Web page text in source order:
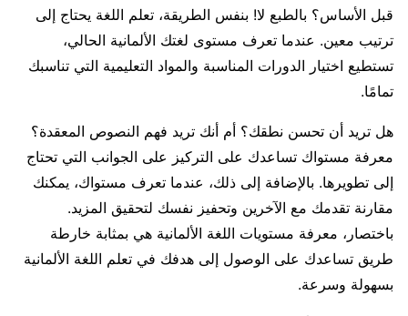
قبل الأساس؟ بالطبع لا! بنفس الطريقة، تعلم اللغة يحتاج إلى
ترتيب معين. عندما تعرف مستوى لغتك الألمانية الحالي،
تستطيع اختيار الدورات المناسبة والمواد التعليمية التي تناسبك
تمامًا.
هل تريد أن تحسن نطقك؟ أم أنك تريد فهم النصوص المعقدة؟
معرفة مستواك تساعدك على التركيز على الجوانب التي تحتاج
إلى تطويرها. بالإضافة إلى ذلك، عندما تعرف مستواك، يمكنك
مقارنة تقدمك مع الآخرين وتحفيز نفسك لتحقيق المزيد.
باختصار، معرفة مستويات اللغة الألمانية هي بمثابة خارطة
طريق تساعدك على الوصول إلى هدفك في تعلم اللغة الألمانية
بسهولة وسرعة.